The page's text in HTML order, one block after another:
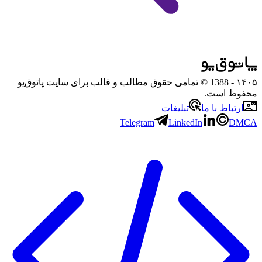
۱۴۰۵
- 1388 © تمامی حقوق مطالب و قالب برای سایت پاتوق‌یو
محفوظ است.
ارتباط با ما
تبلیغات
Telegram
LinkedIn DMCA